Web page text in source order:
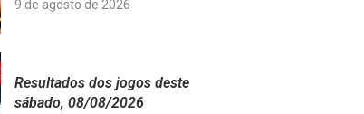
9 de agosto de 2026
Resultados dos jogos deste
sábado, 08/08/2026